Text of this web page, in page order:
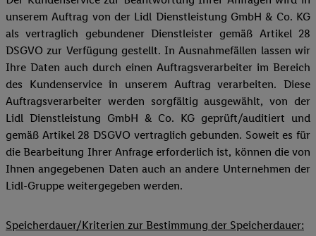
unserem Auftrag von der Lidl Dienstleistung GmbH & Co. KG
als vertraglich gebundener Dienstleister gemäß Artikel 28
DSGVO zur Verfügung gestellt. In Ausnahmefällen lassen wir
Ihre Daten auch durch einen Auftragsverarbeiter im Bereich
des Kundenservice in unserem Auftrag verarbeiten. Diese
Auftragsverarbeiter werden sorgfältig ausgewählt, von der
Lidl Dienstleistung GmbH & Co. KG geprüft/auditiert und
gemäß Artikel 28 DSGVO vertraglich gebunden. Soweit es für
die Bearbeitung Ihrer Anfrage erforderlich ist, können die von
Ihnen angegebenen Daten auch an andere Unternehmen der
Lidl-Gruppe weitergegeben werden.
Speicherdauer/Kriterien zur Bestimmung der Speicherdauer: